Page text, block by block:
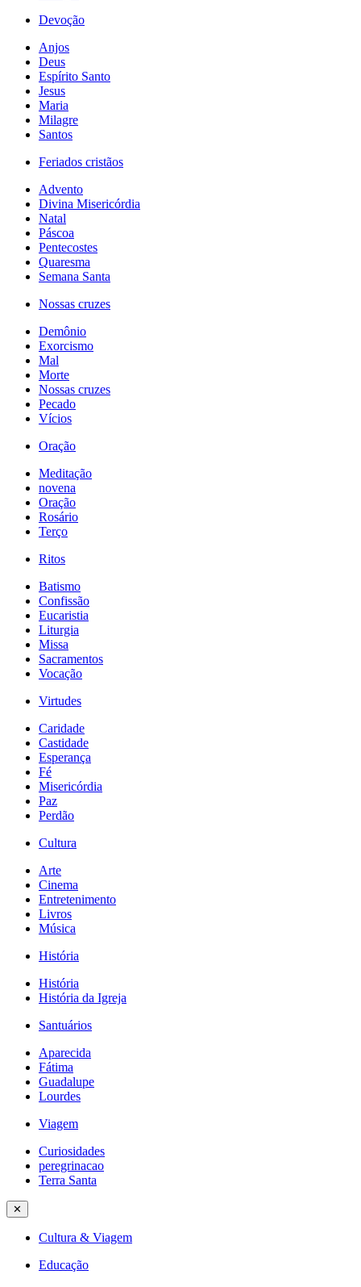
Devoção
Anjos
Deus
Espírito Santo
Jesus
Maria
Milagre
Santos
Feriados cristãos
Advento
Divina Misericórdia
Natal
Páscoa
Pentecostes
Quaresma
Semana Santa
Nossas cruzes
Demônio
Exorcismo
Mal
Morte
Nossas cruzes
Pecado
Vícios
Oração
Meditação
novena
Oração
Rosário
Terço
Ritos
Batismo
Confissão
Eucaristia
Liturgia
Missa
Sacramentos
Vocação
Virtudes
Caridade
Castidade
Esperança
Fé
Misericórdia
Paz
Perdão
Cultura
Arte
Cinema
Entretenimento
Livros
Música
História
História
História da Igreja
Santuários
Aparecida
Fátima
Guadalupe
Lourdes
Viagem
Curiosidades
peregrinacao
Terra Santa
✕
Cultura & Viagem
Educação